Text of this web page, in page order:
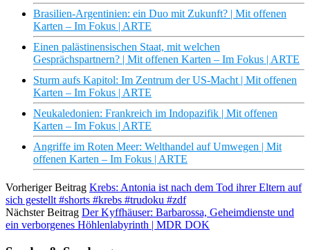
Brasilien-Argentinien: ein Duo mit Zukunft? | Mit offenen
Karten – Im Fokus | ARTE
Einen palästinensischen Staat, mit welchen
Gesprächspartnern? | Mit offenen Karten – Im Fokus | ARTE
Sturm aufs Kapitol: Im Zentrum der US-Macht | Mit offenen
Karten – Im Fokus | ARTE
Neukaledonien: Frankreich im Indopazifik | Mit offenen
Karten – Im Fokus | ARTE
Angriffe im Roten Meer: Welthandel auf Umwegen | Mit
offenen Karten – Im Fokus | ARTE
Vorheriger Beitrag Krebs: Antonia ist nach dem Tod ihrer Eltern auf
sich gestellt #shorts #krebs #trudoku #zdf
Nächster Beitrag Der Kyffhäuser: Barbarossa, Geheimdienste und
ein verborgenes Höhlenlabyrinth | MDR DOK